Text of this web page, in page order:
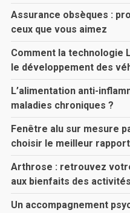
Assurance obsèques :
ceux que vous aimez
Comment la technologie
le développement des
L’alimentation anti-
maladies chroniques ?
Fenêtre alu sur mesure
choisir le meilleur
Arthrose : retrouvez
aux bienfaits des
Un accompagnement